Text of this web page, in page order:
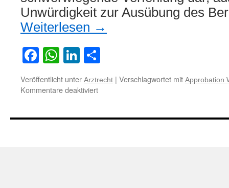
Unwürdigkeit zur Ausübung des
Weiterlesen →
Facebook
WhatsApp
LinkedIn
Veröffentlicht unter Arztrecht | Verschlagwortet mit Approbation
Kommentare deaktiviertfür
der